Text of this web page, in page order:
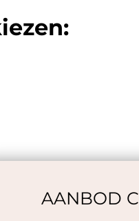
AANBOD C